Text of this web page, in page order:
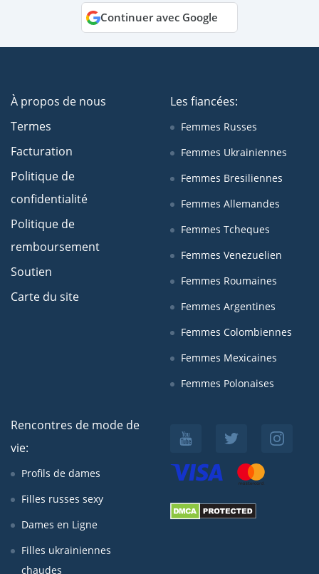
Continuer avec Google
À propos de nous
Termes
Facturation
Politique de
confidentialité
Politique de
remboursement
Soutien
Carte du site
Les fiancées:
Femmes Russes
Femmes Ukrainiennes
Femmes Bresiliennes
Femmes Allemandes
Femmes Tcheques
Femmes Venezuelien
Femmes Roumaines
Femmes Argentines
Femmes Colombiennes
Femmes Mexicaines
Femmes Polonaises
Rencontres de mode de
vie:
Profils de dames
Filles russes sexy
Dames en Ligne
Filles ukrainiennes
chaudes